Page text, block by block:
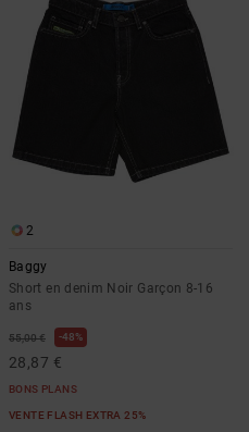
2
Baggy
Short en denim Noir Garçon 8-16
ans
55,00 € 48%
28,87 €
BONS PLANS
VENTE FLASH EXTRA 25%